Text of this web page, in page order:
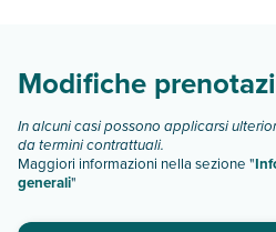
Modifiche
In alcuni casi possono applicarsi
da termini contrattuali.
Maggiori informazioni nella sezione "
generali"